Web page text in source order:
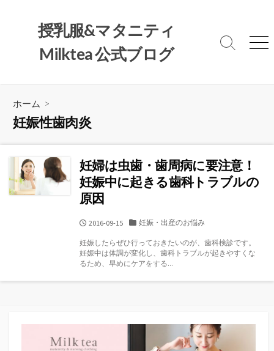
へ
プ
授乳服&マタニティ
Milktea 公式ブログ
検
メ
ホーム >
妊娠性歯肉炎
妊婦は虫歯・歯周病に要注意！
妊娠中に起きる歯科トラブルの
原因
公
日
2016-09-15
カ
ゴ
リ
ー
妊娠・出産のお悩み
妊娠したらぜひ行っておきたいのが、歯科検診です。
妊娠中は体調が変化し、歯科トラブルが起きやすくな
るため、早めにケアをする...